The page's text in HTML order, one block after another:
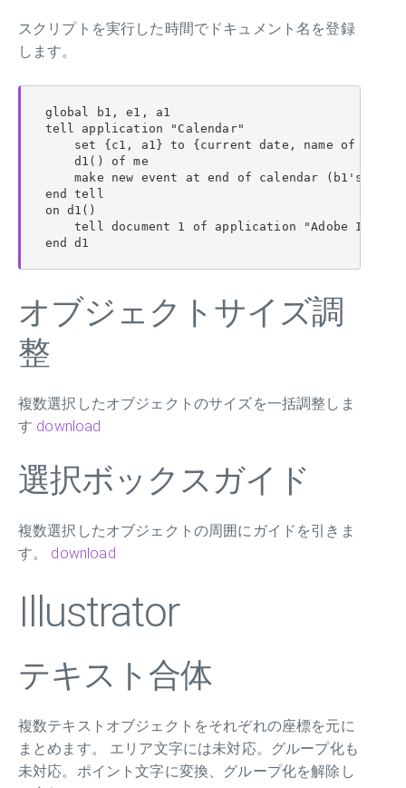
スクリプトを実行した時間でドキュメント名を登録
します。
global b1, e1, a1
tell application "Calendar"
set {c1, a1} to {current date, name of every
    d1() of me
make new event at end of calendar (b1's
end tell
on d1()
tell document 1 of application "Adobe
end d1
オブジェクトサイズ調
整
複数選択したオブジェクトのサイズを一括調整しま
す download
選択ボックスガイド
複数選択したオブジェクトの周囲にガイドを引きま
す。 download
Illustrator
テキスト合体
複数テキストオブジェクトをそれぞれの座標を元に
まとめます。 エリア文字には未対応。グループ化も
未対応。ポイント文字に変換、グループ化を解除し